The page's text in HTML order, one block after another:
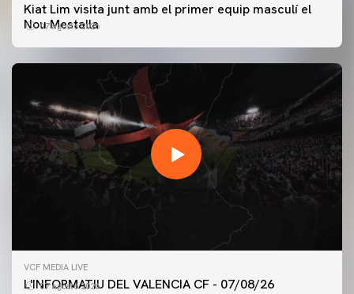
Kiat Lim visita junt amb el primer equip masculí el
Nou Mestalla
07 agosto 2026
VCF MEDIA LIVE
L'INFORMATIU DEL VALENCIA CF - 07/08/26
07 agosto 2026
PRIMER EQUIP
ENTRENAMENT DEL VALENCIA CF 7/8/2026